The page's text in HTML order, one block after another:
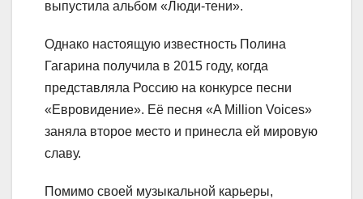
выпустила альбом «Люди-тени».
Однако настоящую известность Полина
Гагарина получила в 2015 году, когда
представляла Россию на конкурсе песни
«Евровидение». Её песня «A Million Voices»
заняла второе место и принесла ей мировую
славу.
Помимо своей музыкальной карьеры,